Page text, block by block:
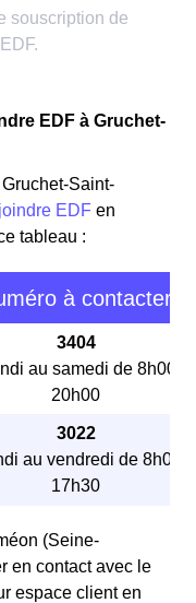
EDF à Gruchet-
Saint-
joindre EDF en
tableau :
à contacter
3404
au samedi de 8h00 à
20h00
3022
au vendredi de 8h00 à
17h30
(Seine-
en contact avec le
espace client en